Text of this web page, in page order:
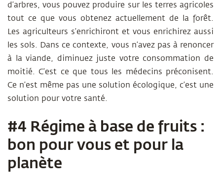
d’arbres, vous pouvez produire sur les terres agricoles
tout ce que vous obtenez actuellement de la forêt.
Les agriculteurs s’enrichiront et vous enrichirez aussi
les sols. Dans ce contexte, vous n’avez pas à renoncer
à la viande, diminuez juste votre consommation de
moitié. C’est ce que tous les médecins préconisent.
Ce n’est même pas une solution écologique, c’est une
solution pour votre santé.
#4 Régime à base de fruits :
bon pour vous et pour la
planète